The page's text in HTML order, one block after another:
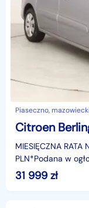
Piaseczno,
MIESIĘCZNA
PLN*Podana w
na dzień
salonu
31 999 zł